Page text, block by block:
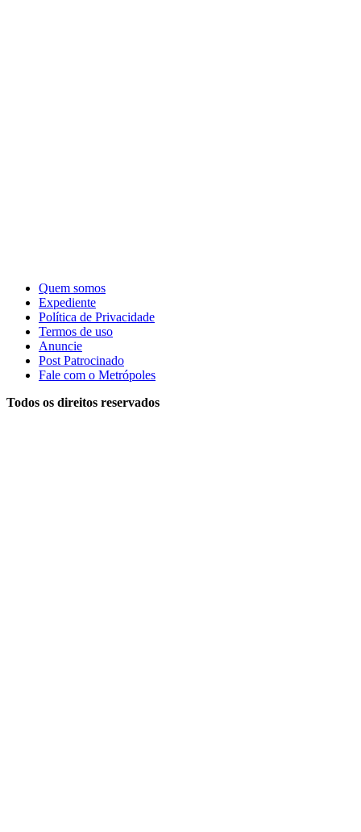
Quem somos
Expediente
Política de Privacidade
Termos de uso
Anuncie
Post Patrocinado
Fale com o Metrópoles
Todos os direitos reservados